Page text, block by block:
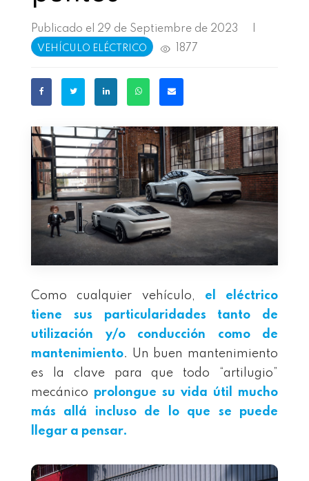
Publicado el 29 de Septiembre de 2023 |
VEHÍCULO ELÉCTRICO 1877
Como cualquier vehículo, el eléctrico
tiene sus particularidades tanto de
utilización y/o conducción como de
mantenimiento. Un buen mantenimiento
es la clave para que todo “artilugio”
mecánico prolongue su vida útil mucho
más allá incluso de lo que se puede
llegar a pensar.